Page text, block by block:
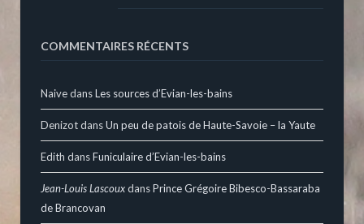
COMMENTAIRES RÉCENTS
NaivedansLes sources d’Evian-les-bains
DenizotdansUn peu de patois de Haute-Savoie – la Yaute
Edith dansFuniculaire d’Evian-les-bains
Jean-Louis LascouxdansPrince Grégoire Bibesco-Bassaraba
de Brancovan